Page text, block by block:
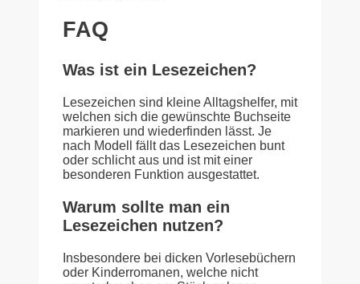
FAQ
Was ist ein Lesezeichen?
Lesezeichen sind kleine Alltagshelfer, mit
welchen sich die gewünschte Buchseite
markieren und wiederfinden lässt. Je
nach Modell fällt das Lesezeichen bunt
oder schlicht aus und ist mit einer
besonderen Funktion ausgestattet.
Warum sollte man ein
Lesezeichen nutzen?
Insbesondere bei dicken Vorlesebüchern
oder Kinderromanen, welche nicht